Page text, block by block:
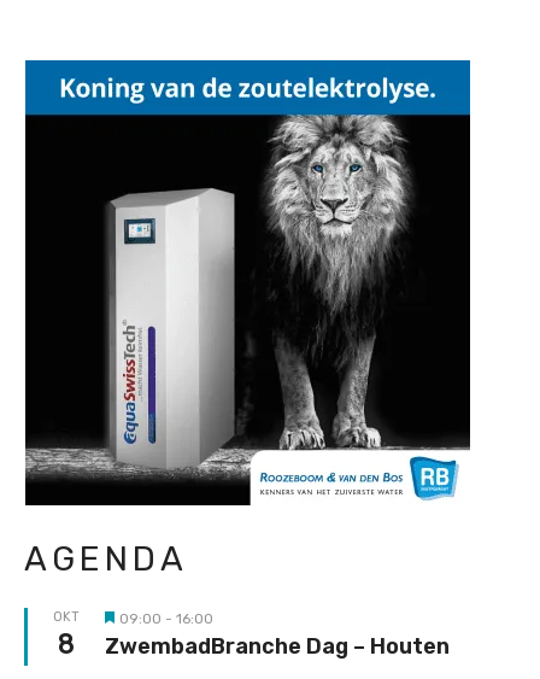
AGENDA
OKT
8 Uitgelicht
09:00 - 16:00
ZwembadBranche Dag – Houten